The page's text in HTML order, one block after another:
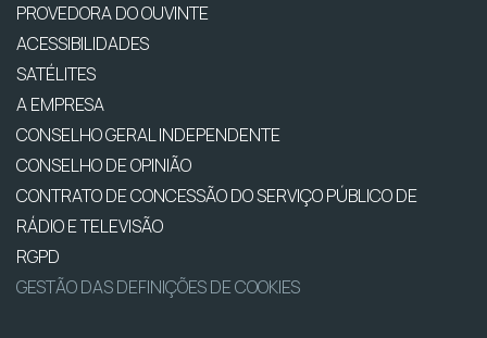
PROVEDORA DO OUVINTE
ACESSIBILIDADES
SATÉLITES
A EMPRESA
CONSELHO GERAL INDEPENDENTE
CONSELHO DE OPINIÃO
CONTRATO DE CONCESSÃO DO SERVIÇO PÚBLICO DE
RÁDIO E TELEVISÃO
RGPD
GESTÃO DAS DEFINIÇÕES DE COOKIES